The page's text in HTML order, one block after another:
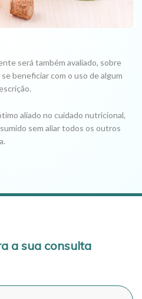
será também avaliado, sobre
beneficiar com o uso de algum
aliado no cuidado nutricional,
sem aliar todos os outros
a sua consulta